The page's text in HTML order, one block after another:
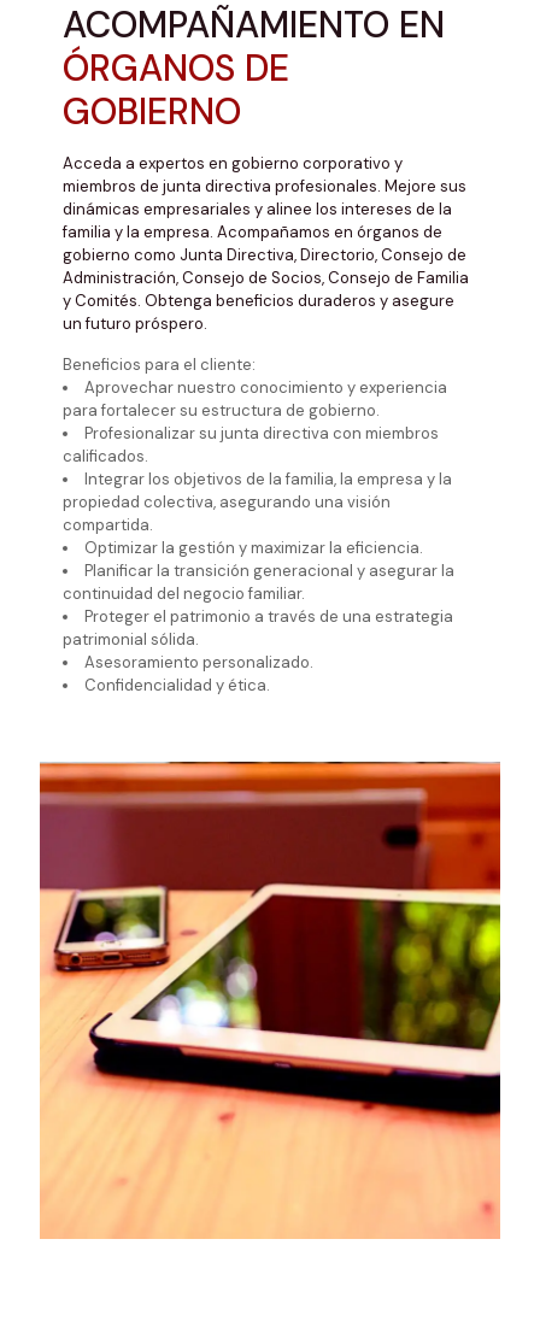
ACOMPAÑAMIENTO EN
ÓRGANOS DE
GOBIERNO
Acceda a expertos en gobierno corporativo y
miembros de junta directiva profesionales. Mejore sus
dinámicas empresariales y alinee los intereses de la
familia y la empresa. Acompañamos en órganos de
gobierno como Junta Directiva, Directorio, Consejo de
Administración, Consejo de Socios, Consejo de Familia
y Comités. Obtenga beneficios duraderos y asegure
un futuro próspero.
Beneficios para el cliente:
Aprovechar nuestro conocimiento y experiencia
para fortalecer su estructura de gobierno.
Profesionalizar su junta directiva con miembros
calificados.
Integrar los objetivos de la familia, la empresa y la
propiedad colectiva, asegurando una visión
compartida.
Optimizar la gestión y maximizar la eficiencia.
Planificar la transición generacional y asegurar la
continuidad del negocio familiar.
Proteger el patrimonio a través de una estrategia
patrimonial sólida.
Asesoramiento personalizado.
Confidencialidad y ética.